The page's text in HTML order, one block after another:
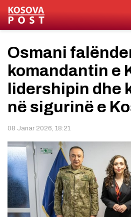
Osmani
komandantin e
lidershipin dhe
në sigurinë e
08 Janar 2026, 18:21